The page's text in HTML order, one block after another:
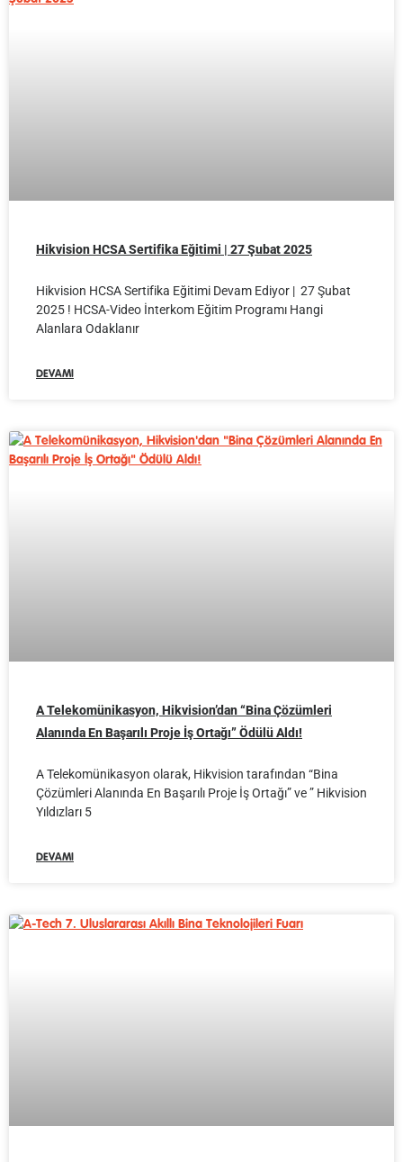
Hikvision HCSA Sertifika Eğitimi | 27 Şubat 2025
Hikvision HCSA Sertifika Eğitimi Devam Ediyor | 27 Şubat
2025 ! HCSA-Video İnterkom Eğitim Programı Hangi
Alanlara Odaklanır
DEVAMI
A Telekomünikasyon, Hikvision’dan “Bina Çözümleri
Alanında En Başarılı Proje İş Ortağı” Ödülü Aldı!
A Telekomünikasyon olarak, Hikvision tarafından “Bina
Çözümleri Alanında En Başarılı Proje İş Ortağı” ve ” Hikvision
Yıldızları 5
DEVAMI